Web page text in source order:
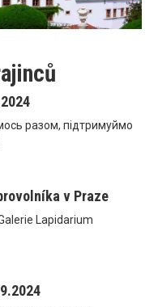
разом, підтримуймо
v Praze
Lapidarium